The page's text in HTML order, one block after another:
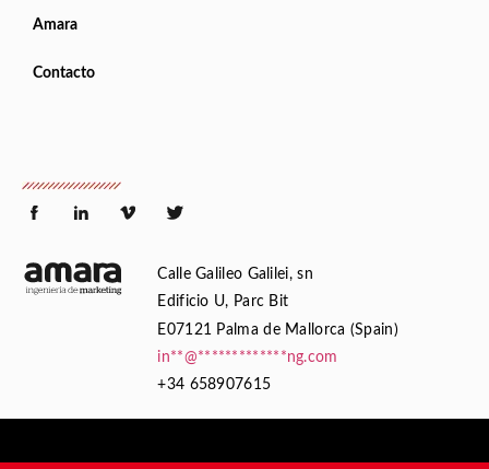
Amara
Contacto
Calle Galileo Galilei, sn
Edificio U, Parc Bit
E07121 Palma de Mallorca (Spain)
in**@*************ng.com
+34 658907615